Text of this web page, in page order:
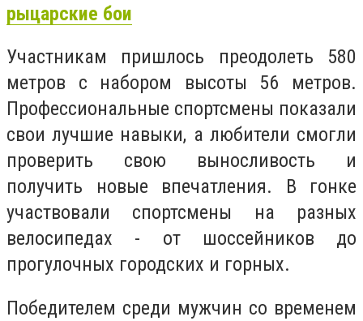
рыцарские бои
Участникам пришлось преодолеть 580
метров с набором высоты 56 метров.
Профессиональные спортсмены показали
свои лучшие навыки, а любители смогли
проверить свою выносливость и
получить новые впечатления. В гонке
участвовали спортсмены на разных
велосипедах - от шоссейников до
прогулочных городских и горных.
Победителем среди мужчин со временем